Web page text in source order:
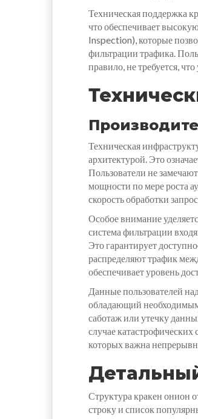
Техническая поддержка
что обеспечивает
Inspection), которые
фильтрации трафика.
правило, не требуется,
Техническая
архитектурой. Это
Пользователи не
мощности по мере роста
скорость обработки
Особое внимание
система фильтрации
Это гарантирует
распределяют трафик
обеспечивает уровень
Данные пользователей
обладающий
саботаж или утечку
случае
которых важна
Структура кракен онион
строку и список